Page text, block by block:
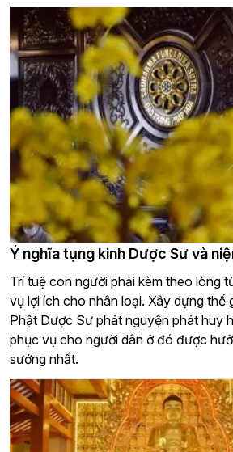
Ý nghĩa tụng kinh Dược Sư và
Trí tuệ con người phải kèm theo lòng
vụ lợi ích cho nhân loại. Xây dựng thế
Phật Dược Sư phát nguyện phát huy
phục vụ cho người dân ở đó được
sướng nhất.